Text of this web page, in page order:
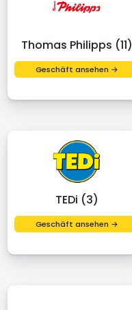
Thomas Philipps (11)
Geschäft ansehen →
TEDi (3)
Geschäft ansehen →